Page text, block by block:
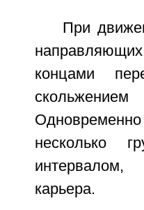
При
концами
несколько
карьера.